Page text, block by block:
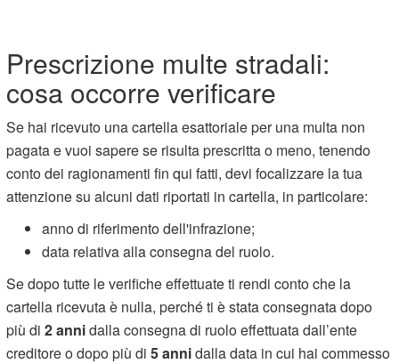
Prescrizione multe stradali:
cosa occorre verificare
Se hai ricevuto una cartella esattoriale per una multa non
pagata e vuoi sapere se risulta prescritta o meno, tenendo
conto dei ragionamenti fin qui fatti, devi focalizzare la tua
attenzione su alcuni dati riportati in cartella, in particolare:
anno di riferimento dell'infrazione;
data relativa alla consegna del ruolo.
Se dopo tutte le verifiche effettuate ti rendi conto che la
cartella ricevuta è nulla, perché ti è stata consegnata dopo
più di2 annidalla consegna di ruolo effettuata dall’ente
creditore o dopo più di5 annidalla data in cui hai commesso